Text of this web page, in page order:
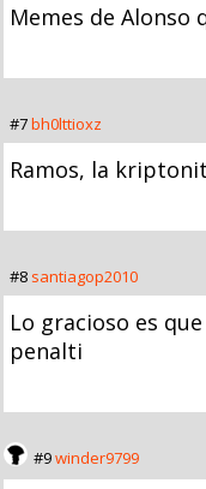
Memes de Alonso
#7bh0lttioxz
Ramos, la
#8 santiagop2010
Lo gracioso es
penalti
#9winder9799